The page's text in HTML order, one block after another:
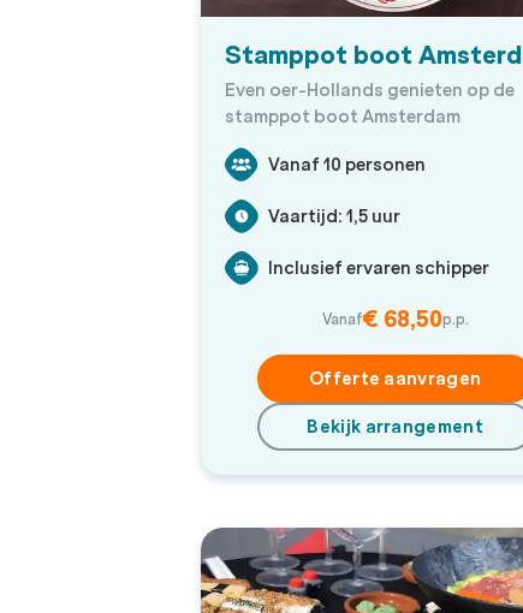
Stamppot boot
Even oer-Hollands genieten op de
stamppot boot Amsterdam
Vanaf 10 personen
Vaartijd: 1,5 uur
Inclusief ervaren schipper
Vanaf€ 68,50p.p.
Offerte aanvragen
Bekijk arrangement